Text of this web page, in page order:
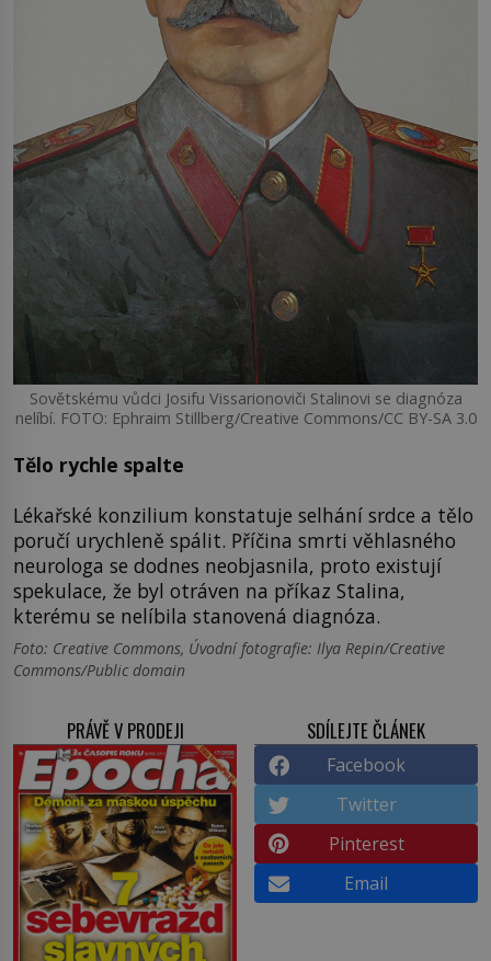
Sovětskému vůdci Josifu Vissarionoviči Stalinovi se diagnóza
nelíbí. FOTO: Ephraim Stillberg/Creative Commons/CC BY-SA 3.0
Tělo rychle spalte
Lékařské konzilium konstatuje selhání srdce a tělo
poručí urychleně spálit. Příčina smrti věhlasného
neurologa se dodnes neobjasnila, proto existují
spekulace, že byl otráven na příkaz Stalina,
kterému se nelíbila stanovená diagnóza.
Foto: Creative Commons, Úvodní fotografie: Ilya Repin/Creative
Commons/Public domain
PRÁVĚ V PRODEJI SDÍLEJTE ČLÁNEK
Facebook
Twitter
Pinterest
Email